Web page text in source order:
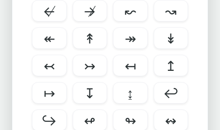
↚
↛ ↜
↝
↞
↟ ↠
↡
↢
↣ ↤
↥
↦
↧ ↨
↩
↪
↫ ↬
↭